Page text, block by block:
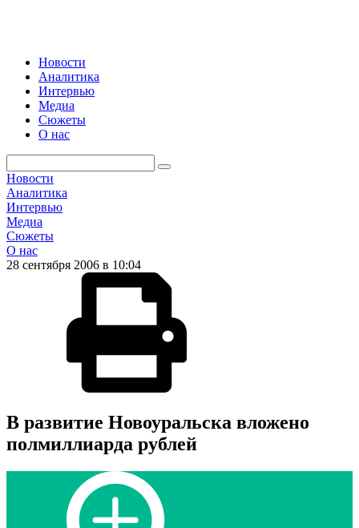
Новости
Аналитика
Интервью
Медиа
Сюжеты
О нас
Новости
Аналитика
Интервью
Медиа
Сюжеты
О нас
28 сентября 2006 в 10:04
В развитие Новоуральска вложено
полмиллиарда рублей